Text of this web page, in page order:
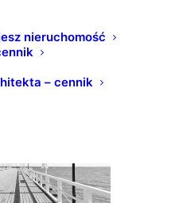
nieruchomość
– cennik